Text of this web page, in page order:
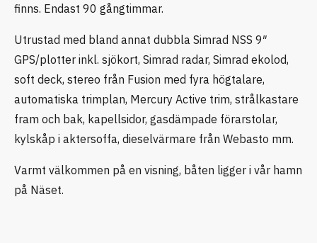
finns. Endast 90 gångtimmar.
Utrustad med bland annat dubbla Simrad NSS 9″
GPS/plotter inkl. sjökort, Simrad radar, Simrad ekolod,
soft deck, stereo från Fusion med fyra högtalare,
automatiska trimplan, Mercury Active trim, strålkastare
fram och bak, kapellsidor, gasdämpade förarstolar,
kylskåp i aktersoffa, dieselvärmare från Webasto mm.
Varmt välkommen på en visning, båten ligger i vår hamn
på Näset.